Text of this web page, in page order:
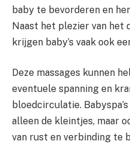
baby te bevorderen en
Naast het plezier van het
krijgen baby’s vaak ook
Deze massages kunnen
eventuele spanning en
bloedcirculatie.
alleen de kleintjes, maar
van rust en verbinding te